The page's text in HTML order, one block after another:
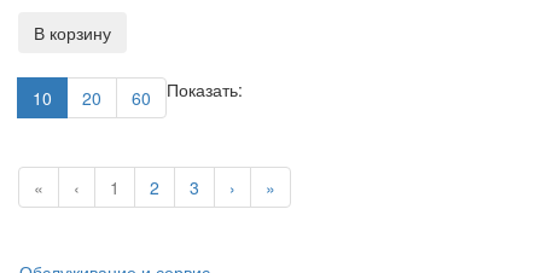
В корзину
Показать:
10 20 60
« ‹ 1 2 3 › »